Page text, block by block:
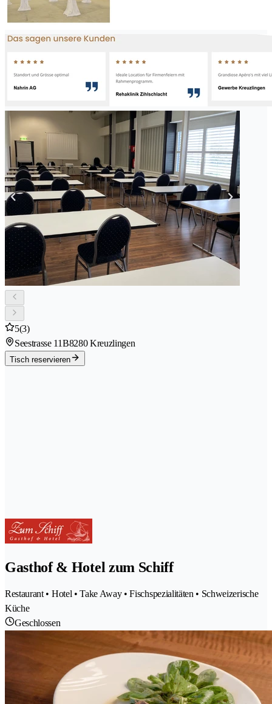
5(3)
Seestrasse 11B8280 Kreuzlingen
Tisch reservieren
Gasthof & Hotel zum Schiff
Restaurant • Hotel • Take Away • Fischspezialitäten • Schweizerische
Küche
Geschlossen